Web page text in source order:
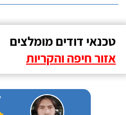
טכנאי דודים מומלצים
אזור חיפה והקריות